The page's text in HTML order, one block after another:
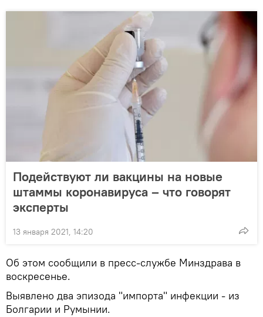
Подействуют ли вакцины на новые
штаммы коронавируса – что говорят
эксперты
13 января 2021, 14:20
Об этом сообщили в пресс-службе Минздрава в
воскресенье.
Выявлено два эпизода "импорта" инфекции - из
Болгарии и Румынии.